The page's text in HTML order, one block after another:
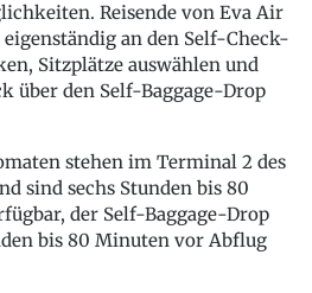
Reisende von Eva Air
an den Self-Check-
Sitzplätze auswählen und
über den Self-Baggage-Drop
stehen im Terminal 2 des
sind sechs Stunden bis 80
der Self-Baggage-Drop
bis 80 Minuten vor Abflug